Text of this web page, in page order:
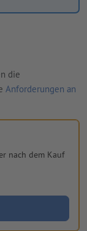
die
Anforderungen an
nach dem Kauf